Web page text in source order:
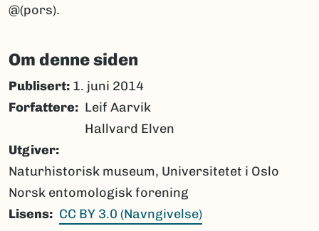
@(pors).
Om denne siden
Publisert: 1. juni 2014
Forfattere
Leif Aarvik
Hallvard Elven
Utgiver
Naturhistorisk museum, Universitetet i Oslo
Norsk entomologisk forening
Lisens
CC BY 3.0 (Navngivelse)